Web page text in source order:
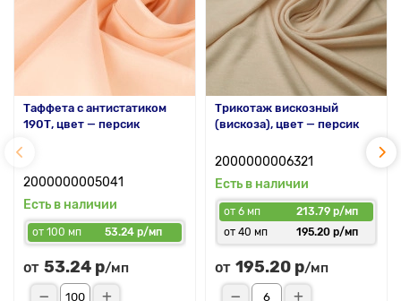
Таффета с антистатиком
190Т, цвет — персик
2000000005041
Есть в наличии
от 100 мп 53.24 р/мп
от 53.24 р/мп
Трикотаж вискозный
(вискоза), цвет — персик
2000000006321
Есть в наличии
от 6 мп
213.79 р/мп
от 40 мп
195.20 р/мп
от 195.20 р/мп